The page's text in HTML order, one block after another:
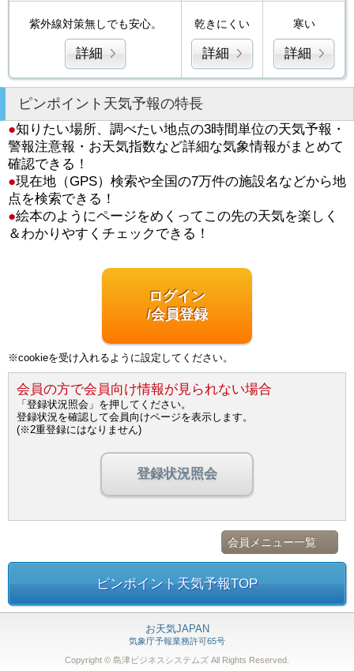
紫外線対策無しでも安心。
詳細
乾きにくい
詳細
寒い
詳細
ピンポイント天気予報の特長
●知りたい場所、調べたい地点の3時間単位の天気予報・
警報注意報・お天気指数など詳細な気象情報がまとめて
確認できる！
●現在地（GPS）検索や全国の7万件の施設名などから地
点を検索できる！
●絵本のようにページをめくってこの先の天気を楽しく
＆わかりやすくチェックできる！
ログイン
/会員登録
※cookieを受け入れるように設定してください。
会員の方で会員向け情報が見られない場合
「登録状況照会」を押してください。
登録状況を確認して会員向けページを表示します。
(※2重登録にはなりません)
登録状況照会
会員メニュー一覧
ピンポイント天気予報TOP
お天気JAPAN
気象庁予報業務許可65号
Copyright © 島津ビジネスシステムズ All Rights Reserved.